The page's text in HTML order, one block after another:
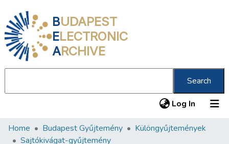
BUDAPEST
ELECTRONIC
ARCHIVE
Search
Log In (current)
Communities & Collections
Home Budapest Gyűjtemény
Különgyűjtemények
Sajtókivágat-gyűjtemény